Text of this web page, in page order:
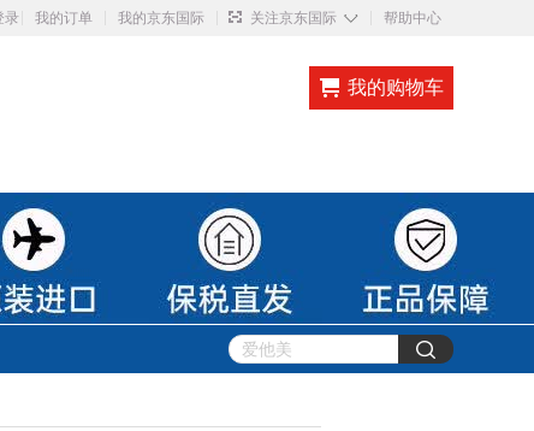
录 我的订单 我的京东国际 关注京东国际 ◇ 帮助中心
我的购物车